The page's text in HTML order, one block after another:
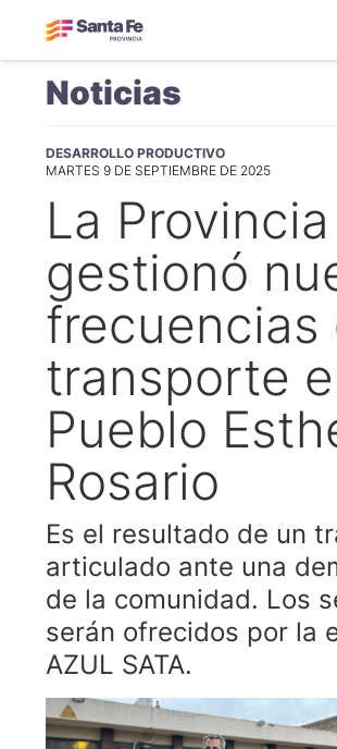
Noticias
DESARROLLO PRODUCTIVO
MARTES 9 DE SEPTIEMBRE DE 2025
La Provincia
gestionó
frecuencias
transporte
Pueblo
Rosario
Es el resultado de un
articulado ante una
de la comunidad. Los
serán ofrecidos por la
AZUL SATA.